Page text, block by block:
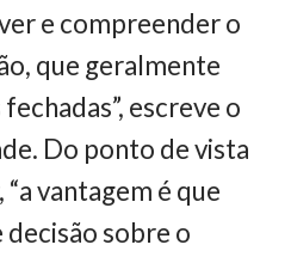
e compreender o
que geralmente
escreve o
Do ponto de vista
vantagem é que
sobre o